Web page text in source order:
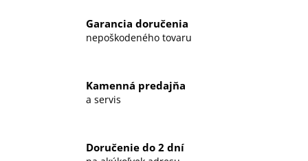
Garancia doručenia
nepoškodeného tovaru
Kamenná predajňa
a servis
Doručenie do 2 dní